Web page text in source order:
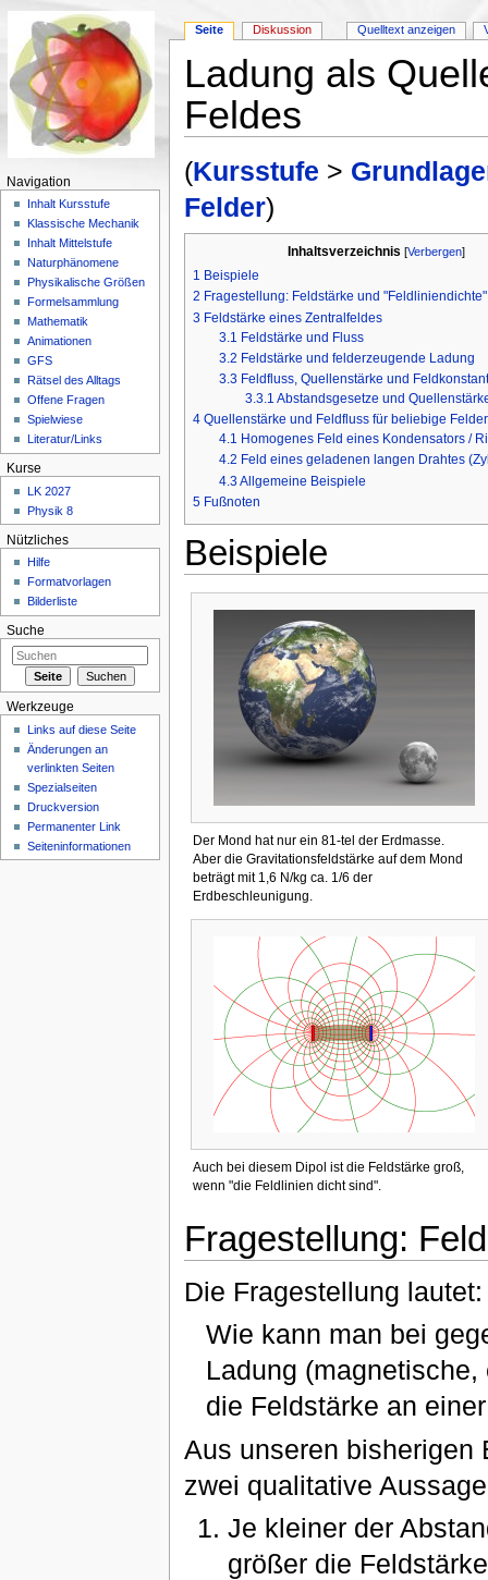
Ladung als
Feldes
(Kursstufe >
Felder)
Inhaltsverzeichnis [Verbergen]
1 Beispiele
2 Fragestellung: Feldstärke und "Feldliniendichte"
3 Feldstärke eines Zentralfeldes
3.1 Feldstärke und Fluss
3.2 Feldstärke und felderzeugende Ladung
3.3 Feldfluss, Quellenstärke und
3.3.1 Abstandsgesetze und
4 Quellenstärke und Feldfluss für beliebige Felder
4.1 Homogenes Feld eines Kondensators /
4.2 Feld eines geladenen langen Drahtes
4.3Allgemeine Beispiele
5 Fußnoten
Beispiele
Der Mond hat nur ein 81-tel der Erdmasse.
Aber die Gravitationsfeldstärke auf dem Mond
beträgt mit 1,6 N/kg ca. 1/6 der
Erdbeschleunigung.
Auch bei diesem Dipol ist die Feldstärke groß,
wenn "die Feldlinien dicht sind".
Fragestellung:
Die Fragestellung lautet:
Wie kann man bei
Ladung
die Feldstärke an
Aus unseren bisherigen
zwei qualitative
Je kleiner der
größer die
Seite Diskussion Quelltext anzeigen
Navigation
Inhalt Kursstufe
Klassische Mechanik
Inhalt Mittelstufe
Naturphänomene
Physikalische Größen
Formelsammlung
Mathematik
Animationen
GFS
Rätsel des Alltags
Offene Fragen
Spielwiese
Literatur/Links
Kurse
LK 2027
Physik 8
Nützliches
Hilfe
Formatvorlagen
Bilderliste
Suche
Werkzeuge
Links auf diese Seite
Änderungen an
verlinkten Seiten
Spezialseiten
Druckversion
Permanenter Link
Seiteninformationen